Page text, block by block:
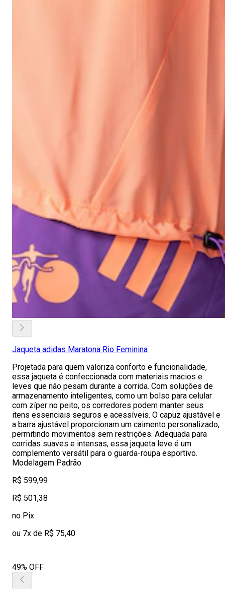
Jaqueta adidas Maratona Rio Feminina
Projetada para quem valoriza conforto e funcionalidade,
essa jaqueta é confeccionada com materiais macios e
leves que não pesam durante a corrida. Com soluções de
armazenamento inteligentes, como um bolso para celular
com zíper no peito, os corredores podem manter seus
itens essenciais seguros e acessíveis. O capuz ajustável e
a barra ajustável proporcionam um caimento personalizado,
permitindo movimentos sem restrições. Adequada para
corridas suaves e intensas, essa jaqueta leve é um
complemento versátil para o guarda-roupa esportivo.
Modelagem Padrão
R$ 599,99
R$ 501,38
no Pix
ou 7x de R$ 75,40
49% OFF